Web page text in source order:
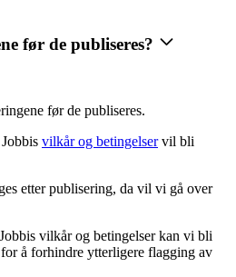
før de publiseres?
før de publiseres.
vilkår og betingelservil bli
etter publisering, da vil vi gå over
vilkår og betingelser kan vi bli
å forhindre ytterligere flagging av